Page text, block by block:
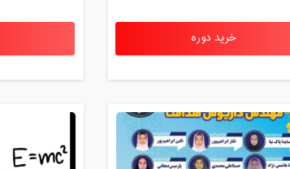
خرید دوره